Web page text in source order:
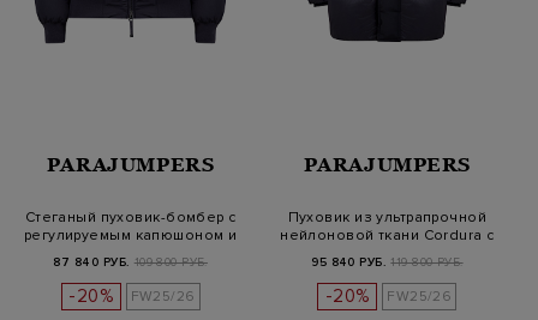
PARAJUMPERS
Стеганый пуховик-бомбер с
регулируемым капюшоном и
87 840 РУБ. 109 800 РУБ.
-20% FW25/26
PARAJUMPERS
Пуховик из ультрапрочной
нейлоновой ткани Cordura с
95 840 РУБ. 119 800 РУБ.
-20% FW25/26